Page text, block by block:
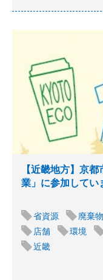
【近畿地方】京
業」に参加してい
省資源 廃棄
店舗
環境
近畿